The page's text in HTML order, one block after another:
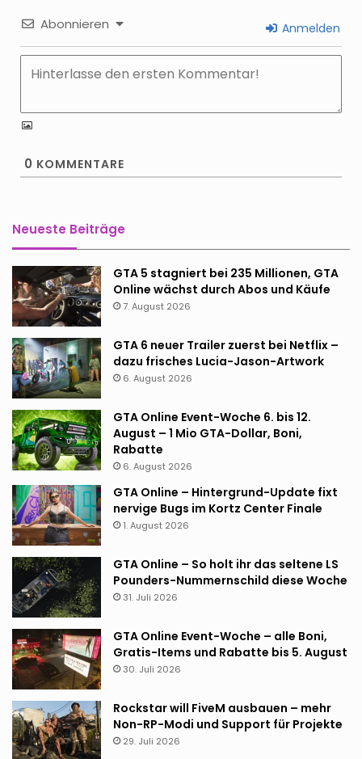
Abonnieren Anmelden
0 KOMMENTARE
Neueste Beiträge
GTA 5 stagniert bei 235 Millionen, GTA
Online wächst durch Abos und Käufe
7. August 2026
GTA 6 neuer Trailer zuerst bei Netflix –
dazu frisches Lucia-Jason-Artwork
6. August 2026
GTA Online Event-Woche 6. bis 12.
August – 1 Mio GTA-Dollar, Boni,
Rabatte
6. August 2026
GTA Online – Hintergrund-Update fixt
nervige Bugs im Kortz Center Finale
1. August 2026
GTA Online – So holt ihr das seltene LS
Pounders-Nummernschild diese Woche
31. Juli 2026
GTA Online Event-Woche – alle Boni,
Gratis-Items und Rabatte bis 5. August
30. Juli 2026
Rockstar will FiveM ausbauen – mehr
Non-RP-Modi und Support für Projekte
29. Juli 2026